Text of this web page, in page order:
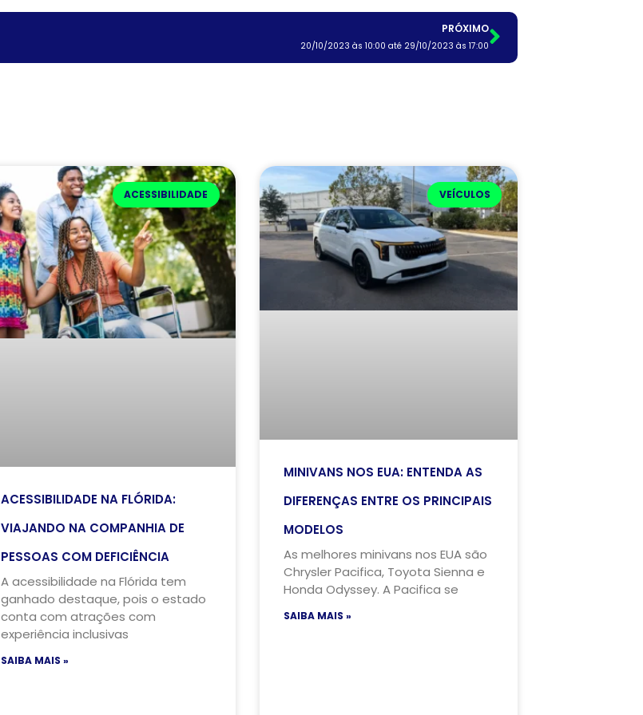
PRÓXIMO
20/10/2023 às 10:00 até 29/10/2023 às 17:00
ACESSIBILIDADE
ACESSIBILIDADE NA FLÓRIDA:
VIAJANDO NA COMPANHIA DE
PESSOAS COM DEFICIÊNCIA
A acessibilidade na Flórida tem
ganhado destaque, pois o estado
conta com atrações com
experiência inclusivas
SAIBA MAIS »
VEÍCULOS
MINIVANS NOS EUA: ENTENDA AS
DIFERENÇAS ENTRE OS PRINCIPAIS
MODELOS
As melhores minivans nos EUA são
Chrysler Pacifica, Toyota Sienna e
Honda Odyssey. A Pacifica se
SAIBA MAIS »